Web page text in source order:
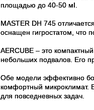
площадью до 40-50 мІ.
MASTER DH 745
оснащен гигростатом, что
AERCUBE – это
небольших подвалов. Его
Обе модели эффективно
комфортный микроклимат.
для повседневных задач.